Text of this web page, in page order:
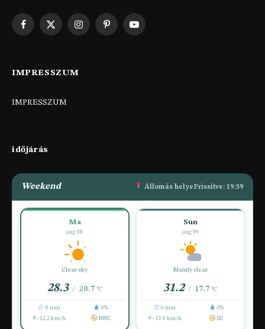
Facebook
X
InstagramPinterestYouTube
IMPRESSZUM
IMPRESSZUM
időjárás
Weekend Állomás helyeFrissítve: 19:59
Ma
aug 08
Clear sky
28.3 / 20.7 °C
0 mm
0%
12.2 km/h
NNE
Sun
aug 09
Mainly clear
31.2 / 17.7 °C
0 mm
0%
11.9 km/h
SE